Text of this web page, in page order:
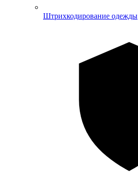
Штрихкодирование одежды